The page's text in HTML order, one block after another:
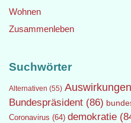
Wohnen
Zusammenleben
Suchwörter
Alternativen (55) Auswirkungen
Bundespräsident (86)
Coronavirus (64) demokratie